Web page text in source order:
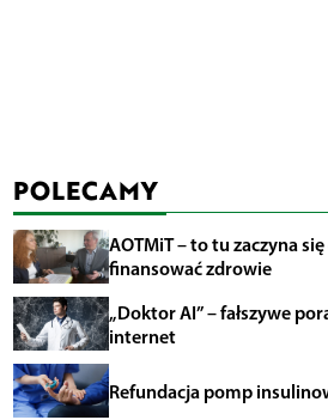
POLECAMY
AOTMiT – to tu zaczyna
finansować zdrowie
„Doktor AI” – fałszywe
internet
Refundacja pomp